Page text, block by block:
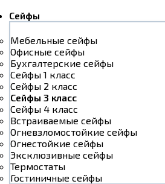
Сейфы
Мебельные сейфы
Офисные сейфы
Бухгалтерские сейфы
Сейфы 1 класс
Сейфы 2 класс
Сейфы 3 класс
Сейфы 4 класс
Встраиваемые сейфы
Огневзломостойкие сейфы
Огнестойкие сейфы
Эксклюзивные сейфы
Термостаты
Гостиничные сейфы